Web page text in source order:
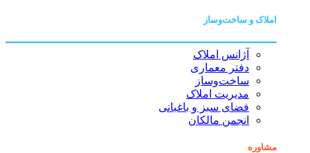
املاک و ساخت‌وساز
آژانس املاک
دفتر معماری
ساخت‌وساز
مدیریت املاک
فضای سبز و باغبانی
انجمن مالکان
مشاوره